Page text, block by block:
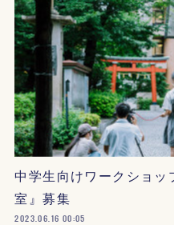
中学生向けワークショ
室』募集
2023.06.16 00:05